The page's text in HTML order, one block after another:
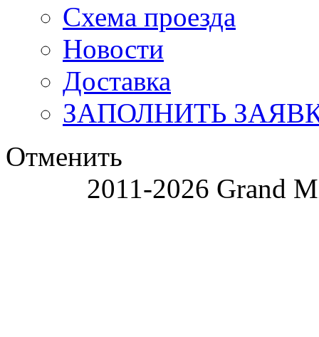
Схема проезда
Новости
Доставка
ЗАПОЛНИТЬ
Отменить
2011-2026 Grand